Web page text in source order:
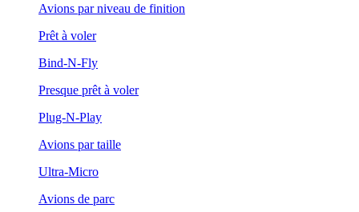
Avions par niveau de finition
Prêt à voler
Bind-N-Fly
Presque prêt à voler
Plug-N-Play
Avions par taille
Ultra-Micro
Avions de parc